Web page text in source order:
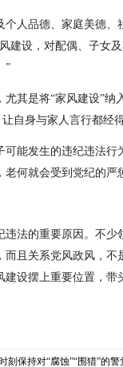
人品德、家庭美德
建设，对配偶、子女
”
其是将“家风建设”
自身与家人言行都经
能发生的违纪违法
何就会受到党纪的严
法的重要原因。不少
且关系党风政风，
设摆上重要位置，
刻保持对“腐蚀”“围猎”的警